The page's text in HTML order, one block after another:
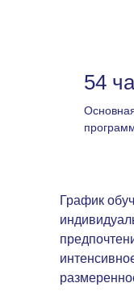
54
График